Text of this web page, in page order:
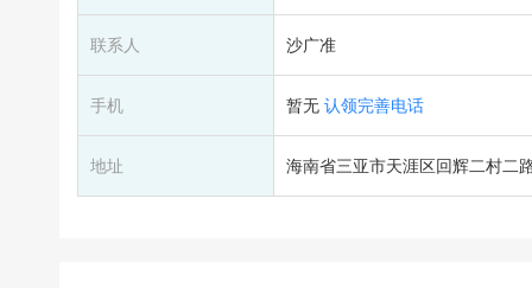
联系人 沙广准
手机 暂无 认领完善电话
地址 海南省三亚市天涯区回辉二村二